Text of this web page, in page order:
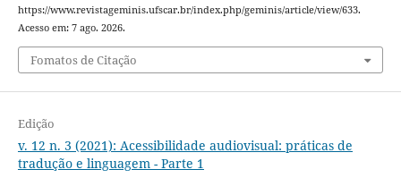
https://www.revistageminis.ufscar.br/index.php/geminis/article/view/633.
Acesso em: 7 ago. 2026.
Fomatos de Citação
Edição
v. 12 n. 3 (2021): Acessibilidade audiovisual: práticas de
tradução e linguagem - Parte 1